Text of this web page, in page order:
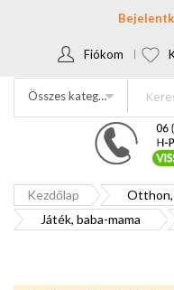
Fiókom
Összes kategória
Kezdőlap
Otthon,
Játék, baba-mama